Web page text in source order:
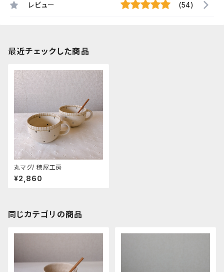
レビュー (54)
最近チェックした商品
丸マグ/ 穂屋工房
¥2,860
同じカテゴリの商品